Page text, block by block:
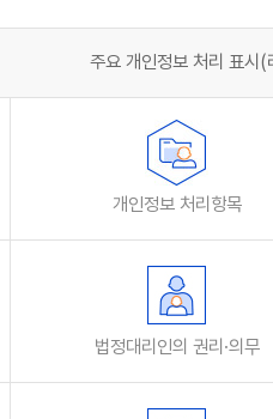
주요 개인정보 처리 표시(
개인정보 처리항목
법정대리인의 권리·의무